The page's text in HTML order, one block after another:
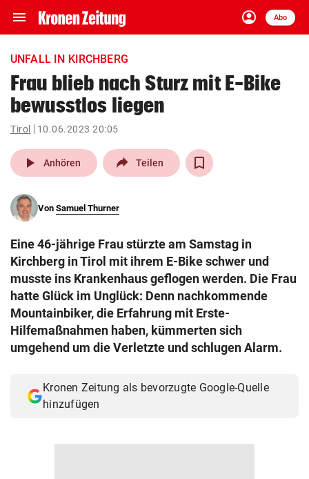
menu Navigation
ein-/ausklappen
account_circle
Anmelden
Abo
close Schließen
account_circle Anmelden
pin_drop
Wien arrow_right
search
eingeben
© Krone Multimedia GmbH & Co KG 2026
Muthgasse 2, 1190 Wien
UNFALL IN KIRCHBERG
Frau blieb nach Sturz mit E-Bike
bewusstlos liegen
Tirol 10.06.2023 20:05
play_arrow Anhören Teilen
Von Samuel Thurner
Eine 46-jährige Frau stürzte am Samstag in
Kirchberg in Tirol mit ihrem E-Bike schwer und
musste ins Krankenhaus geflogen werden. Die Frau
hatte Glück im Unglück: Denn nachkommende
Mountainbiker, die Erfahrung mit Erste-
Hilfemaßnahmen haben, kümmerten sich
umgehend um die Verletzte und schlugen Alarm.
Kronen Zeitung als bevorzugte Google-Quelle
hinzufügen